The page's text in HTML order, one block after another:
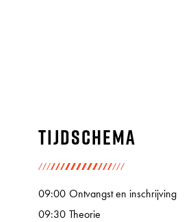
Tijdschema
09:00 Ontvangst en inschrijving
09:30 Theorie